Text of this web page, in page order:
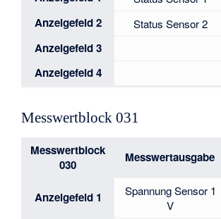
Anzeigefeld 2 Status Sensor 2
Anzeigefeld 3
Anzeigefeld 4
Messwertblock 031
Messwertblock
030
Messwertausgabe
Anzeigefeld 1
Spannung Sensor 1
V